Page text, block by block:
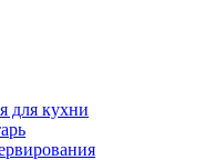
для кухни